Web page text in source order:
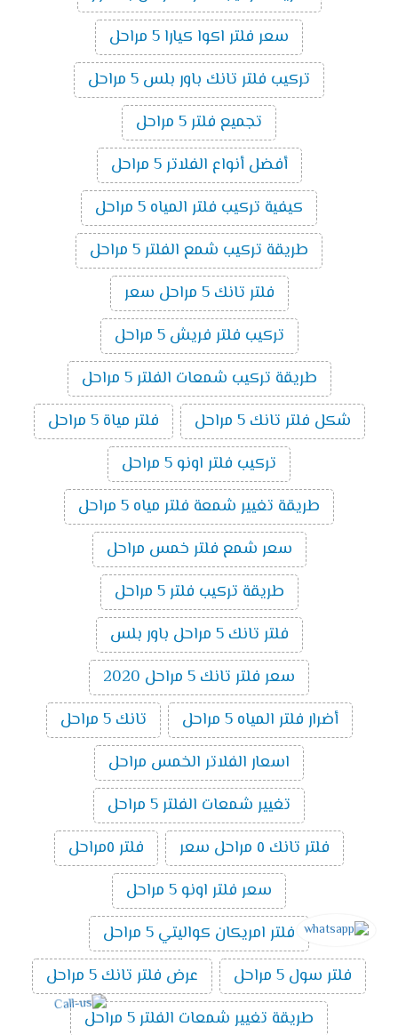
سعر فلتر اكوا كيارا 5 مراحل
تركيب فلتر تانك باور بلس 5 مراحل
تجميع فلتر 5 مراحل
أفضل أنواع الفلاتر 5 مراحل
كيفية تركيب فلتر المياه 5 مراحل
طريقة تركيب شمع الفلتر 5 مراحل
فلتر تانك 5 مراحل سعر
تركيب فلتر فريش 5 مراحل
طريقة تركيب شمعات الفلتر 5 مراحل
شكل فلتر تانك 5 مراحل
فلتر مياة 5 مراحل
تركيب فلتر اونو 5 مراحل
طريقة تغيير شمعة فلتر مياه 5 مراحل
سعر شمع فلتر خمس مراحل
طريقة تركيب فلتر 5 مراحل
فلتر تانك 5 مراحل باور بلس
سعر فلتر تانك 5 مراحل 2020
أضرار فلتر المياه 5 مراحل
تانك 5 مراحل
اسعار الفلاتر الخمس مراحل
تغيير شمعات الفلتر 5 مراحل
فلتر تانك ٥ مراحل سعر
فلتر ٥مراحل
سعر فلتر اونو 5 مراحل
فلتر امريكان كواليتي 5 مراحل
فلتر سول 5 مراحل
عرض فلتر تانك 5 مراحل
طريقة تغيير شمعات الفلتر 5 مراحل